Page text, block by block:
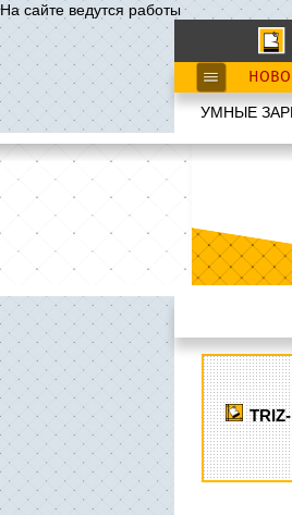
На сайте ведутся работы
УМНЫЕ